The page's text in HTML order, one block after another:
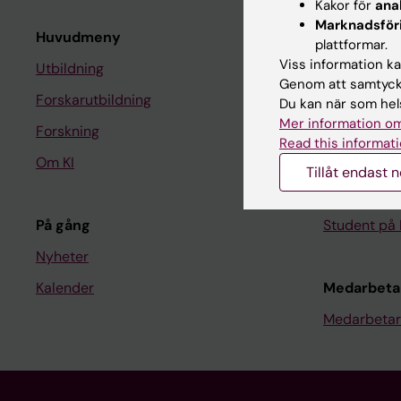
Huvudmeny
Utbildning
Forskarutbildning
Forskning
Om KI
På gång
Nyheter
Kalender
Student
Ladok
Canvas
Schema
Kurs- och
Student på
Kakor för
plattformar.
Viss information
Genom att
Du kan när som
Mer information
Read this
Tillåt endast